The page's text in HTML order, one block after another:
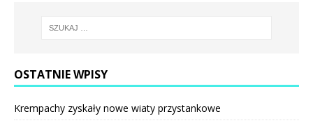
OSTATNIE WPISY
Krempachy zyskały nowe wiaty przystankowe